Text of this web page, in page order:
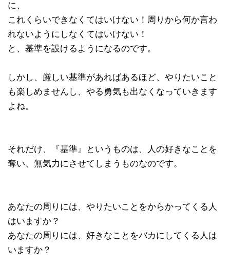
に、
これくらいできなくてはいけない！周りから何か言わ
れないようにしなくてはいけない！
と、基準を設けるようになるのです。
しかし、厳しい基準があればあるほど、やりたいこと
も楽しめませんし、やる勇気も出なくなっていきます
よね。
それだけ、『基準』というものは、人の好きなことを
奪い、無気力にさせてしまうものなのです。
あなたの周りには、やりたいことをからかってくる人
はいますか？
あなたの周りには、好きなことをバカにしてくる人は
いますか？